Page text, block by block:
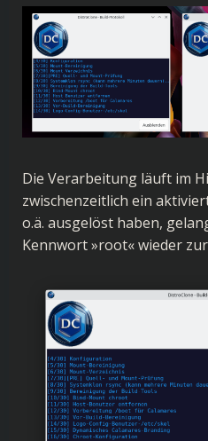
Die Verarbeitung läuft im
zwischenzeitlich ein
o.ä. ausgelöst haben,
Kennwort »root« wieder